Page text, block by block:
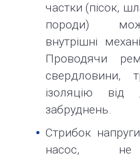
частки (пісок,
породи)
внутрішні
Проводячи
свердловини,
ізоляцію від
забруднень.
Стрибок
насос, не